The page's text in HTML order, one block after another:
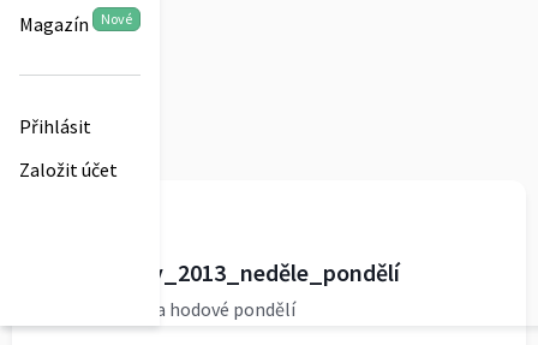
Magazín Nové
Přihlásit
Založit účet
Lužice_hody_2013_neděle_pondělí
Hodová neděle a hodové pondělí